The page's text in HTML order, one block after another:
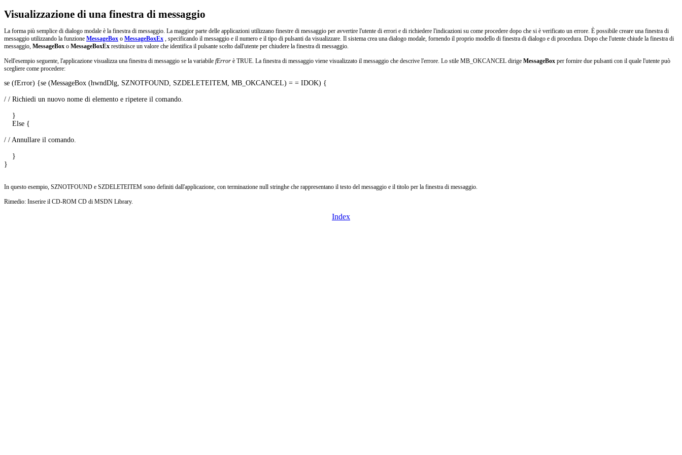
Visualizzazione di una finestra di messaggio
La forma più semplice di dialogo modale è la finestra di messaggio. La maggior parte delle applicazioni utilizzano finestre di messaggio per avvertire l'utente di errori e di richiedere l'indicazioni su come procedere dopo che si è verificato un errore. È possibile creare una finestra di
messaggio utilizzando la funzione MessageBox o MessageBoxEx , specificando il messaggio e il numero e il tipo di pulsanti da visualizzare. Il sistema crea una dialogo modale, fornendo il proprio modello di finestra di dialogo e di procedura. Dopo che l'utente chiude la finestra di
messaggio, MessageBox o MessageBoxEx restituisce un valore che identifica il pulsante scelto dall'utente per chiudere la finestra di messaggio.
Nell'esempio seguente, l'applicazione visualizza una finestra di messaggio se la variabile fError è TRUE. La finestra di messaggio viene visualizzato il messaggio che descrive l'errore. Lo stile MB_OKCANCEL dirige MessageBox per fornire due pulsanti con il quale l'utente può
scegliere come procedere:
se (fError) {se (MessageBox (hwndDlg, SZNOTFOUND, SZDELETEITEM, MB_OKCANCEL) = = IDOK) {
/ / Richiedi un nuovo nome di elemento e ripetere il comando.
    }
    Else {
/ / Annullare il comando.
    }
}
In questo esempio, SZNOTFOUND e SZDELETEITEM sono definiti dall'applicazione, con terminazione null stringhe che rappresentano il testo del messaggio e il titolo per la finestra di messaggio.
Rimedio: Inserire il CD-ROM CD di MSDN Library.
Index